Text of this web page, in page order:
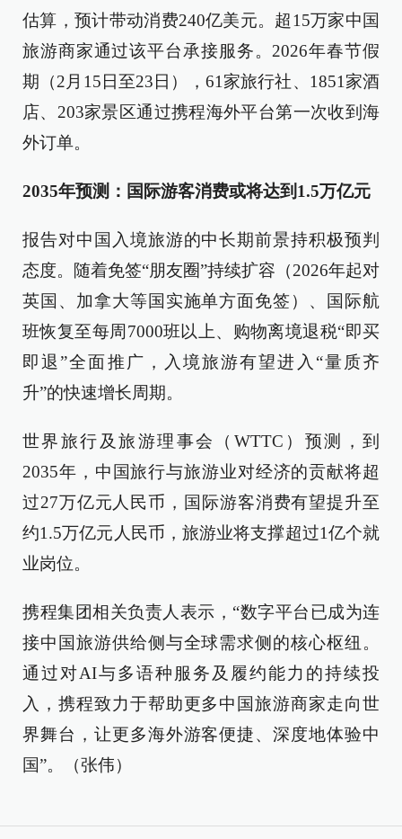
估算，预计带动消费240亿美元。超15万家中国
旅游商家通过该平台承接服务。2026年春节假
期（2月15日至23日），61家旅行社、1851家酒
店、203家景区通过携程海外平台第一次收到海
外订单。
2035年预测：国际游客消费或将达到1.5万亿元
报告对中国入境旅游的中长期前景持积极预判
态度。随着免签“朋友圈”持续扩容（2026年起对
英国、加拿大等国实施单方面免签）、国际航
班恢复至每周7000班以上、购物离境退税“即买
即退”全面推广，入境旅游有望进入“量质齐
升”的快速增长周期。
世界旅行及旅游理事会（WTTC）预测，到
2035年，中国旅行与旅游业对经济的贡献将超
过27万亿元人民币，国际游客消费有望提升至
约1.5万亿元人民币，旅游业将支撑超过1亿个就
业岗位。
携程集团相关负责人表示，“数字平台已成为连
接中国旅游供给侧与全球需求侧的核心枢纽。
通过对AI与多语种服务及履约能力的持续投
入，携程致力于帮助更多中国旅游商家走向世
界舞台，让更多海外游客便捷、深度地体验中
国”。（张伟）